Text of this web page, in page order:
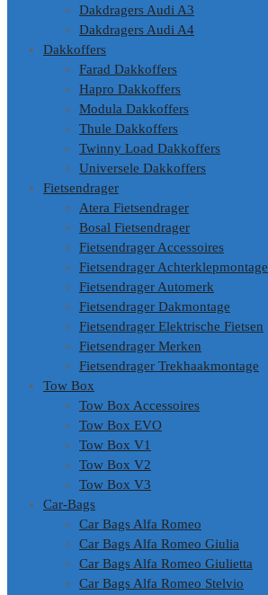
Dakdragers Audi A3
Dakdragers Audi A4
Dakkoffers
Farad Dakkoffers
Hapro Dakkoffers
Modula Dakkoffers
Thule Dakkoffers
Twinny Load Dakkoffers
Universele Dakkoffers
Fietsendrager
Atera Fietsendrager
Bosal Fietsendrager
Fietsendrager Accessoires
Fietsendrager Achterklepmontage
Fietsendrager Automerk
Fietsendrager Dakmontage
Fietsendrager Elektrische Fietsen
Fietsendrager Merken
Fietsendrager Trekhaakmontage
Tow Box
Tow Box Accessoires
Tow Box EVO
Tow Box V1
Tow Box V2
Tow Box V3
Car-Bags
Car Bags Alfa Romeo
Car Bags Alfa Romeo Giulia
Car Bags Alfa Romeo Giulietta
Car Bags Alfa Romeo Stelvio